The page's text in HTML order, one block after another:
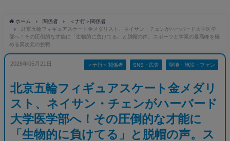
ホーム 関係者
＜ナ行＞関係者
北京五輪フィギュアスケート金メダリスト、ネイサン・チェンがハーバード大学医学
部へ！その圧倒的な才能に「生物的に負けてる」と脱帽の声。スポーツと学業の最高峰を極
める異次元の挑戦
2026年05月21日 ＜ナ行＞関係者 SNS・広告 聖地・施設・ファン
北京五輪フィギュアスケート金メダリ
スト、ネイサン・チェンがハーバード
大学医学部へ！その圧倒的な才能に
「生物的に負けてる」と脱帽の声。ス